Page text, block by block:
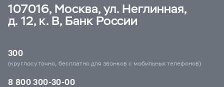
107016, Москва, ул. Неглинная,
д. 12, к. В, Банк России
300
(круглосуточно, бесплатно для звонков с мобильных телефонов)
8 800 300-30-00